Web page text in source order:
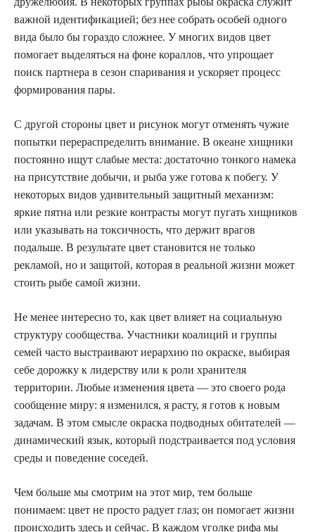
важной идентификацией; без нее собрать особей одного
вида было бы гораздо сложнее. У многих видов цвет
помогает выделяться на фоне кораллов, что упрощает
поиск партнера в сезон спаривания и ускоряет процесс
формирования пары.
С другой стороны цвет и рисунок могут отменять чужие
попытки перераспределить внимание. В океане хищники
постоянно ищут слабые места: достаточно тонкого намека
на присутствие добычи, и рыба уже готова к побегу. У
некоторых видов удивительный защитный механизм:
яркие пятна или резкие контрасты могут пугать хищников
или указывать на токсичность, что держит врагов
подальше. В результате цвет становится не только
рекламой, но и защитой, которая в реальной жизни может
стоить рыбе самой жизни.
Не менее интересно то, как цвет влияет на социальную
структуру сообщества. Участники коалиций и группы
семей часто выстраивают иерархию по окраске, выбирая
себе дорожку к лидерству или к роли хранителя
территории. Любые изменения цвета — это своего рода
сообщение миру: я изменился, я расту, я готов к новым
задачам. В этом смысле окраска подводных обитателей —
динамический язык, который подстраивается под условия
среды и поведение соседей.
Чем больше мы смотрим на этот мир, тем больше
понимаем: цвет не просто радует глаз; он помогает жизни
происходить здесь и сейчас. В каждом уголке рифа мы